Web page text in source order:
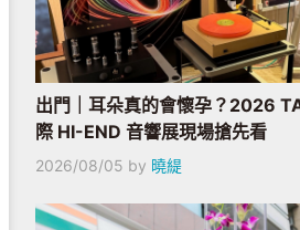
出門｜耳朵真的會懷孕？2026
際 HI-END 音響展現場搶先看
2026/08/05 by 曉緹